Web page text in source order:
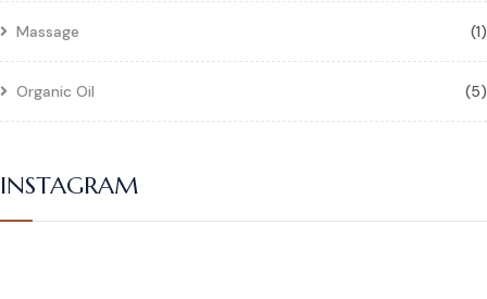
Massage (1)
Organic Oil (5)
INSTAGRAM